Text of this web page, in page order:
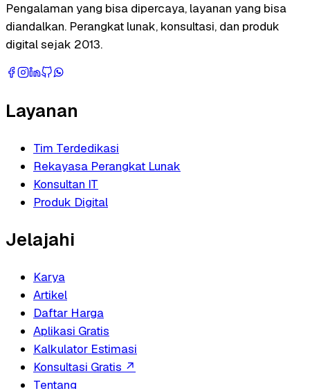
Pengalaman yang bisa dipercaya, layanan yang bisa
diandalkan. Perangkat lunak, konsultasi, dan produk
digital sejak 2013.
Layanan
Tim Terdedikasi
Rekayasa Perangkat Lunak
Konsultan IT
Produk Digital
Jelajahi
Karya
Artikel
Daftar Harga
Aplikasi Gratis
Kalkulator Estimasi
Konsultasi Gratis ↗
Tentang